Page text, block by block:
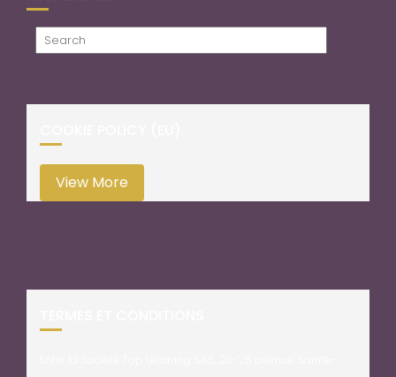
View More